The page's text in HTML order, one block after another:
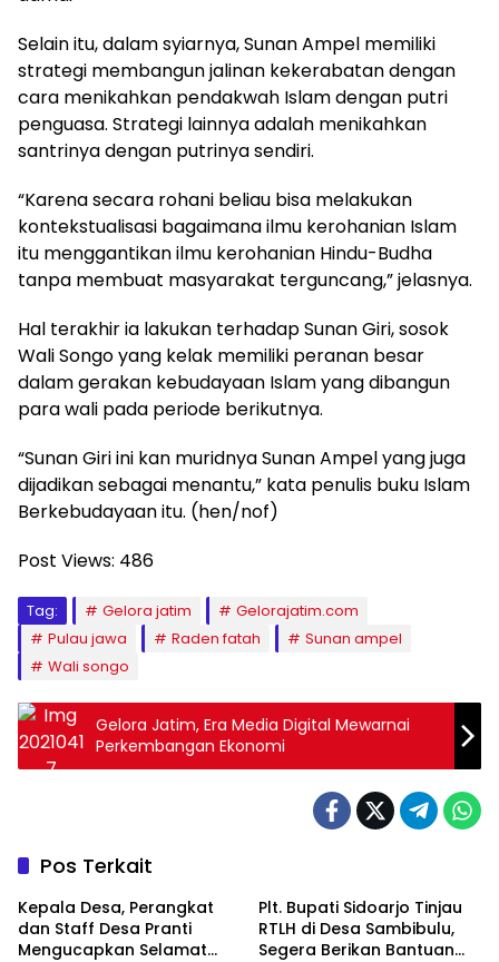
Selain itu, dalam syiarnya, Sunan Ampel memiliki
strategi membangun jalinan kekerabatan dengan
cara menikahkan pendakwah Islam dengan putri
penguasa. Strategi lainnya adalah menikahkan
santrinya dengan putrinya sendiri.
“Karena secara rohani beliau bisa melakukan
kontekstualisasi bagaimana ilmu kerohanian Islam
itu menggantikan ilmu kerohanian Hindu-Budha
tanpa membuat masyarakat terguncang,” jelasnya.
Hal terakhir ia lakukan terhadap Sunan Giri, sosok
Wali Songo yang kelak memiliki peranan besar
dalam gerakan kebudayaan Islam yang dibangun
para wali pada periode berikutnya.
“Sunan Giri ini kan muridnya Sunan Ampel yang juga
dijadikan sebagai menantu,” kata penulis buku Islam
Berkebudayaan itu. (hen/nof)
Post Views: 486
Tag: Gelora jatim
Gelorajatim.com
Pulau jawa
Raden fatah
Sunan ampel
Wali songo
Gelora Jatim, Era Media Digital Mewarnai
Perkembangan Ekonomi
Pos Terkait
Kepala Desa, Perangkat
dan Staff Desa Pranti
Mengucapkan Selamat
Plt. Bupati Sidoarjo Tinjau
RTLH di Desa Sambibulu,
Segera Berikan Bantuan